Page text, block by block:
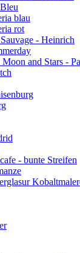
blau
rot
- Heinrich
Moon and Stars -
- bunte Streifen